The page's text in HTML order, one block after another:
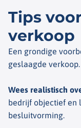
Tips
verkoop
Een grondige
geslaagde
Wees realistisch
bedrijf objectief en
besluitvorming.